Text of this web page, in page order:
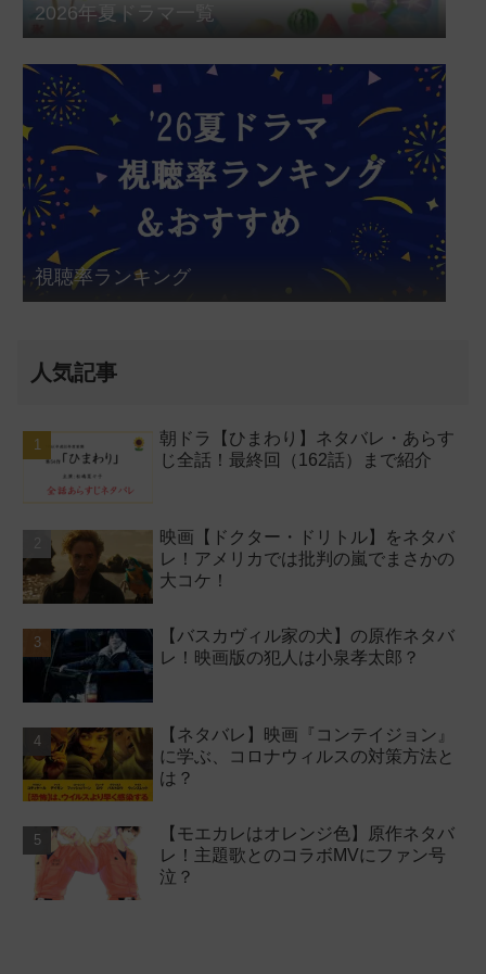
2026年夏ドラマ一覧
視聴率ランキング
人気記事
朝ドラ【ひまわり】ネタバレ・あらす
じ全話！最終回（162話）まで紹介
映画【ドクター・ドリトル】をネタバ
レ！アメリカでは批判の嵐でまさかの
大コケ！
【バスカヴィル家の犬】の原作ネタバ
レ！映画版の犯人は小泉孝太郎？
【ネタバレ】映画『コンテイジョン』
に学ぶ、コロナウィルスの対策方法と
は？
【モエカレはオレンジ色】原作ネタバ
レ！主題歌とのコラボMVにファン号
泣？